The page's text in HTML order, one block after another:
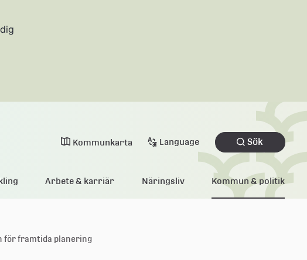
Kommunkarta Language Sök
Arbete & karriär Näringsliv Kommun & politik
för framtida planering